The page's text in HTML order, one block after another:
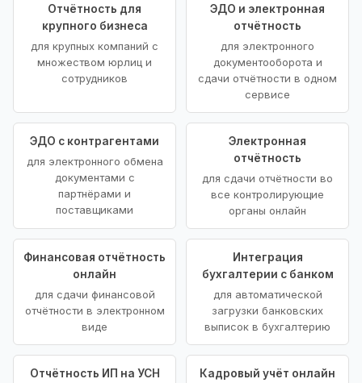
Отчётность для
крупного бизнеса
для крупных компаний с
множеством юрлиц и
сотрудников
ЭДО и электронная
отчётность
для электронного
документооборота и
сдачи отчётности в одном
сервисе
ЭДО с контрагентами
для электронного обмена
документами с
партнёрами и
поставщиками
Электронная
отчётность
для сдачи отчётности во
все контролирующие
органы онлайн
Финансовая отчётность
онлайн
для сдачи финансовой
отчётности в электронном
виде
Интеграция
бухгалтерии с банком
для автоматической
загрузки банковских
выписок в бухгалтерию
Отчётность ИП на УСН
Кадровый учёт онлайн